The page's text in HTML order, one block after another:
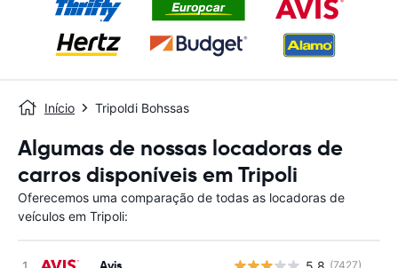
Início Tripoldi Bohssas
Algumas de nossas locadoras de
carros disponíveis em Tripoli
Oferecemos uma comparação de todas as locadoras de
veículos em Tripoli:
(7427)